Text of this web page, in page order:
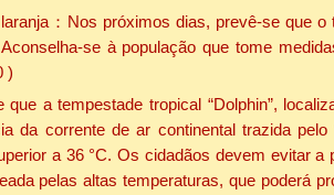
：Nos próximos dias, prevê-se que
se à população que tome
)
a tempestade tropical “Dolphin”,
da corrente de ar continental trazida
a 36 °C. Os cidadãos devem evitar
pelas altas temperaturas, que poderá